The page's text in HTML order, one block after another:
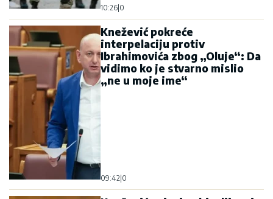
10:26 0
Knežević pokreće
interpelaciju protiv
Ibrahimovića zbog „Oluje“: Da
vidimo ko je stvarno mislio
„ne u moje ime“
09:42 0